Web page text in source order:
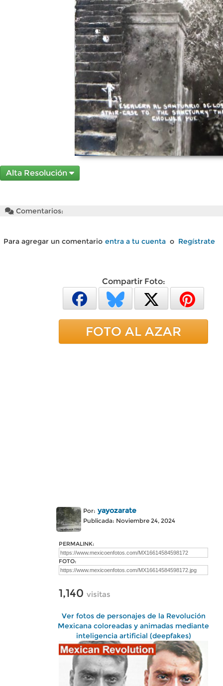
Alta Resolución
Comentarios:
Para agregar un comentario entra a tu cuenta o Regístrate
Compartir Foto:
FOTO AL AZAR
Por: yayozarate
Publicada: Noviembre 24, 2024
PERMALINK:
FOTO:
1,140 visitas
Ver fotos de personajes de la Revolución
Mexicana coloreadas y animadas mediante
inteligencia artificial (deepfakes)